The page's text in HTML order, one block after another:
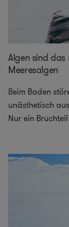
Algen sind das
Meeresalgen
Beim Baden
unästhetisch
Nur ein